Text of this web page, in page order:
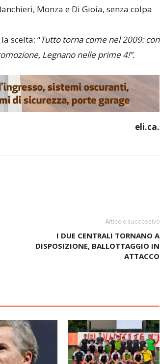
Monza e Di Gioia, senza colpa
scelta: “Tutto torna come nel 2009: con
Legnano nelle prime 4!”.
eli.ca.
Articolo successivo
I DUE CENTRALI TORNANO A
DISPOSIZIONE, BALLOTTAGGIO IN
ATTACCO